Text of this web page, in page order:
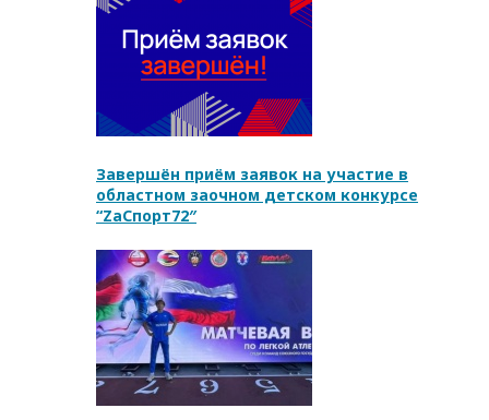
Завершён приём заявок на участие в
областном заочном детском конкурсе
“ZаСпорт72″